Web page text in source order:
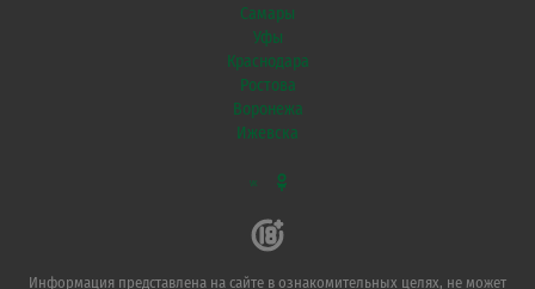
Самары
Уфы
Краснодара
Ростова
Воронежа
Ижевска
VK
Информация представлена на сайте в ознакомительных целях, не может